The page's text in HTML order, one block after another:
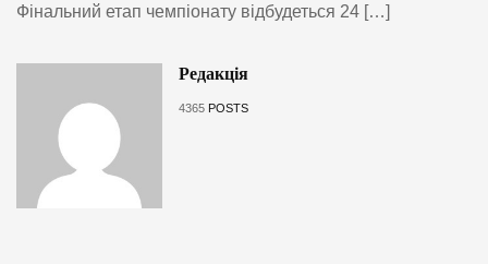
Фінальний етап чемпіонату відбудеться 24 […]
Редакція
4365 POSTS